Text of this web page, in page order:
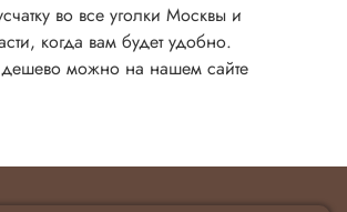
во все уголки Москвы и
когда вам будет удобно.
дешево можно на нашем сайте